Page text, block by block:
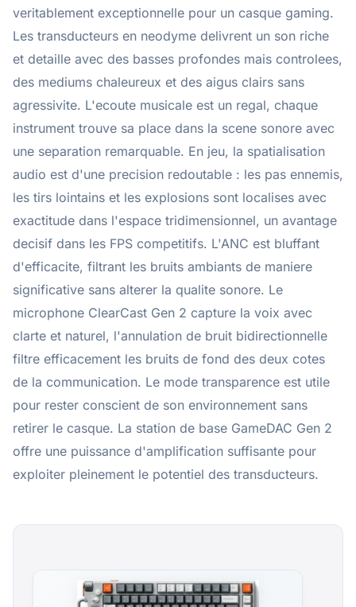
veritablement exceptionnelle pour un casque gaming.
Les transducteurs en neodyme delivrent un son riche
et detaille avec des basses profondes mais controlees,
des mediums chaleureux et des aigus clairs sans
agressivite. L'ecoute musicale est un regal, chaque
instrument trouve sa place dans la scene sonore avec
une separation remarquable. En jeu, la spatialisation
audio est d'une precision redoutable : les pas ennemis,
les tirs lointains et les explosions sont localises avec
exactitude dans l'espace tridimensionnel, un avantage
decisif dans les FPS competitifs. L'ANC est bluffant
d'efficacite, filtrant les bruits ambiants de maniere
significative sans alterer la qualite sonore. Le
microphone ClearCast Gen 2 capture la voix avec
clarte et naturel, l'annulation de bruit bidirectionnelle
filtre efficacement les bruits de fond des deux cotes
de la communication. Le mode transparence est utile
pour rester conscient de son environnement sans
retirer le casque. La station de base GameDAC Gen 2
offre une puissance d'amplification suffisante pour
exploiter pleinement le potentiel des transducteurs.